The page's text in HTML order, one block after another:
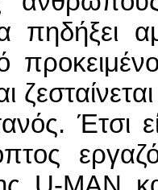
πηδήξει
Έτσι